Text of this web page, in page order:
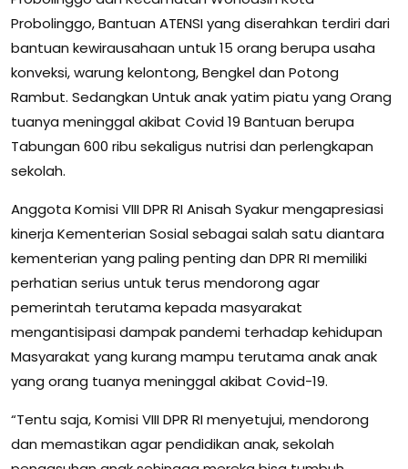
Probolinggo, Bantuan ATENSI yang diserahkan terdiri dari
bantuan kewirausahaan untuk 15 orang berupa usaha
konveksi, warung kelontong, Bengkel dan Potong
Rambut. Sedangkan Untuk anak yatim piatu yang Orang
tuanya meninggal akibat Covid 19 Bantuan berupa
Tabungan 600 ribu sekaligus nutrisi dan perlengkapan
sekolah.
Anggota Komisi VIII DPR RI Anisah Syakur mengapresiasi
kinerja Kementerian Sosial sebagai salah satu diantara
kementerian yang paling penting dan DPR RI memiliki
perhatian serius untuk terus mendorong agar
pemerintah terutama kepada masyarakat
mengantisipasi dampak pandemi terhadap kehidupan
Masyarakat yang kurang mampu terutama anak anak
yang orang tuanya meninggal akibat Covid-19.
“Tentu saja, Komisi VIII DPR RI menyetujui, mendorong
dan memastikan agar pendidikan anak, sekolah